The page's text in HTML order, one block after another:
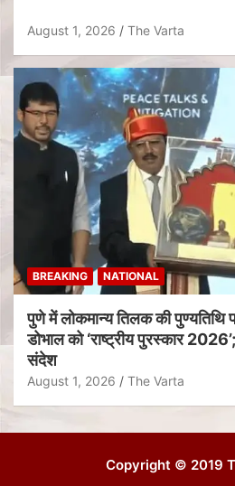
August 1, 2026 The Varta
BREAKING NATIONAL
पुणे में लोकमान्य तिलक की पुण्यतिथि
डोभाल को ‘राष्ट्रीय पुरस्कार
संदेश
August 1, 2026 The Varta
Copyright © 2019